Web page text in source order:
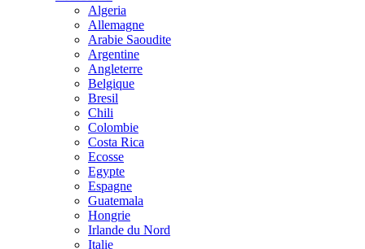
Algeria
Allemagne
Arabie Saoudite
Argentine
Angleterre
Belgique
Bresil
Chili
Colombie
Costa Rica
Ecosse
Egypte
Espagne
Guatemala
Hongrie
Irlande du Nord
Italie